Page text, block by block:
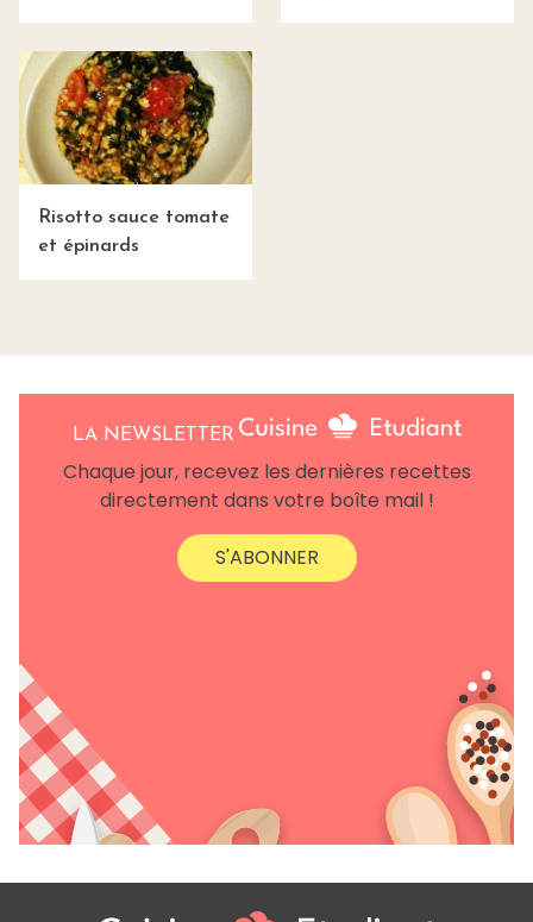
Risotto sauce tomate
et épinards
LA NEWSLETTER
Chaque jour, recevez les dernières recettes
directement dans votre boîte mail !
S'ABONNER